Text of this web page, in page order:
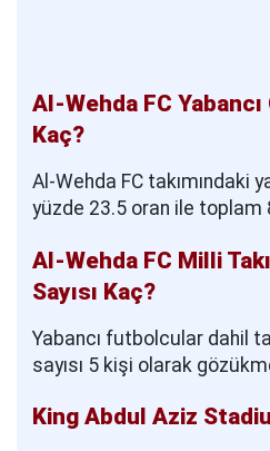
Al-Wehda FC Yabancı
Kaç?
Al-Wehda FC takımındaki
yüzde 23.5 oran ile toplam
Al-Wehda FC Milli
Sayısı Kaç?
Yabancı futbolcular dahil
sayısı 5 kişi olarak
King Abdul Aziz